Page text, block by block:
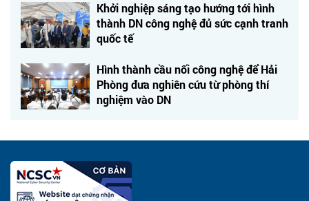
Khởi nghiệp sáng tạo hướng tới hình
thành DN công nghệ đủ sức cạnh tranh
quốc tế
Hình thành cầu nối công nghệ để Hải
Phòng đưa nghiên cứu từ phòng thí
nghiệm vào DN